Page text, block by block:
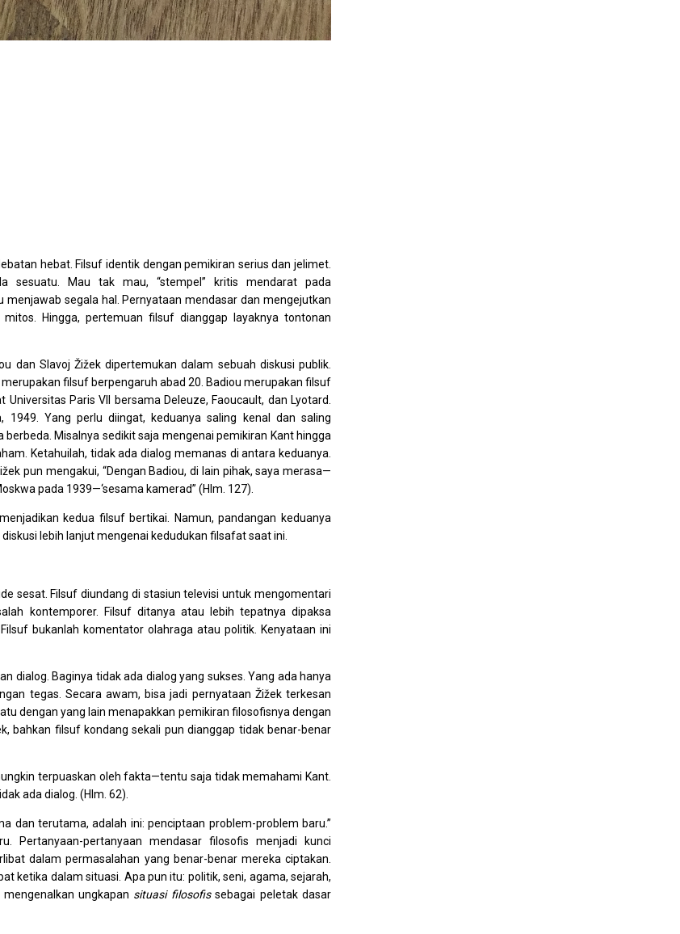
hebat. Filsuf identik dengan pemikiran serius dan jelimet.
sesuatu. Mau tak mau, “stempel” kritis mendarat pada
segala hal. Pernyataan mendasar dan mengejutkan
Hingga, pertemuan filsuf dianggap layaknya tontonan
dan Slavoj Žižek dipertemukan dalam sebuah diskusi publik.
merupakan filsuf berpengaruh abad 20. Badiou merupakan filsuf
Paris VII bersama Deleuze, Faoucault, dan Lyotard.
1949. Yang perlu diingat, keduanya saling kenal dan saling
Misalnya sedikit saja mengenai pemikiran Kant hingga
Ketahuilah, tidak ada dialog memanas di antara keduanya.
pun mengakui, “Dengan Badiou, di lain pihak, saya merasa—
pada 1939—‘sesama kamerad” (Hlm. 127).
kedua filsuf bertikai. Namun, pandangan keduanya
lebih lanjut mengenai kedudukan filsafat saat ini.
sesat. Filsuf diundang di stasiun televisi untuk mengomentari
kontemporer. Filsuf ditanya atau lebih tepatnya dipaksa
bukanlah komentator olahraga atau politik. Kenyataan ini
dialog. Baginya tidak ada dialog yang sukses. Yang ada hanya
tegas. Secara awam, bisa jadi pernyataan Žižek terkesan
dengan yang lain menapakkan pemikiran filosofisnya dengan
bahkan filsuf kondang sekali pun dianggap tidak benar-benar
terpuaskan oleh fakta—tentu saja tidak memahami Kant.
ada dialog. (Hlm. 62).
dan terutama, adalah ini: penciptaan problem-problem baru.”
Pertanyaan-pertanyaan mendasar filosofis menjadi kunci
dalam permasalahan yang benar-benar mereka ciptakan.
ketika dalam situasi. Apa pun itu: politik, seni, agama, sejarah,
ungkapan situasi filosofissebagai peletak dasar